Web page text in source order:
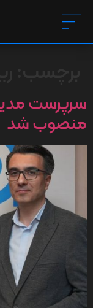
سرپرست
منصوب شد